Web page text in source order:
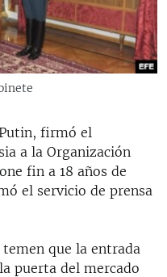
LATINA
firmó el
a la Organización
fin a 18 años de
el servicio de prensa
que la entrada
puerta del mercado